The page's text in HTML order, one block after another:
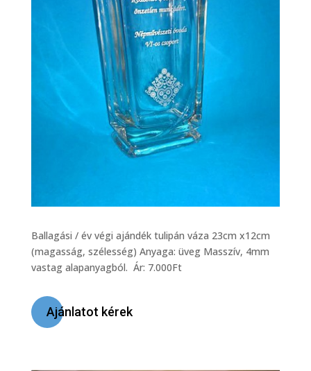
Ballagási / év végi ajándék tulipán váza 23cm x12cm
(magasság, szélesség) Anyaga: üveg Masszív, 4mm
vastag alapanyagból. Ár: 7.000Ft
Ajánlatot kérek